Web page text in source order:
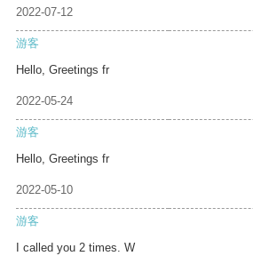
2022-07-12
游客
Hello, Greetings fr
2022-05-24
游客
Hello, Greetings fr
2022-05-10
游客
I called you 2 times. W